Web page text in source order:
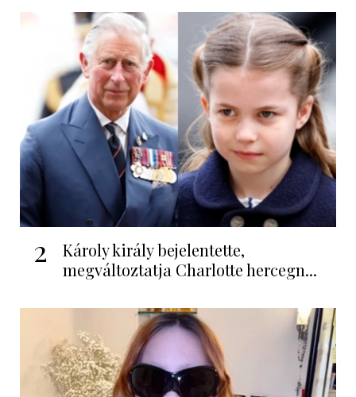
2
Károly király bejelentette,
megváltoztatja Charlotte hercegn...